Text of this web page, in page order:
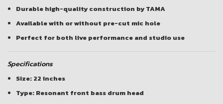
Durable high-quality construction by TAMA
Available with or without pre-cut mic hole
Perfect for both live performance and studio use
Specifications
Size: 22 inches
Type: Resonant front bass drum head